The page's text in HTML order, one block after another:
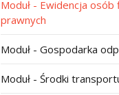
Moduł - Ewidencja osób
prawnych
Moduł - Gospodarka
Moduł - Środki